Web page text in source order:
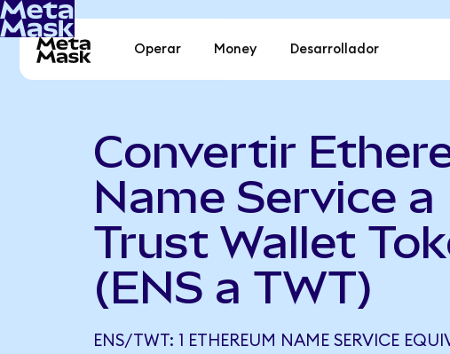
Operar Money Desarrollador
Convertir
Name Service a
Trust Wallet
(ENS a TWT)
ENS/TWT: 1 ETHEREUM NAME SERVICE